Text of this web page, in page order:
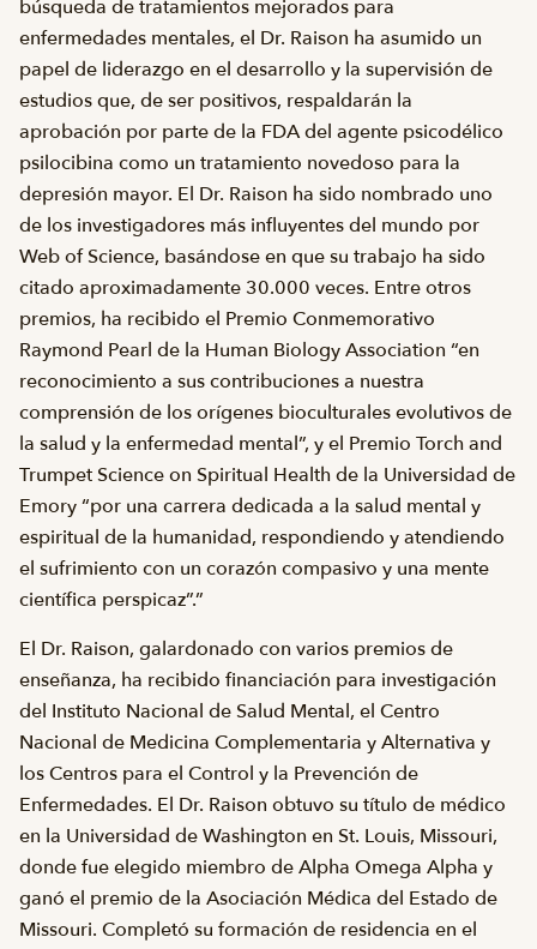
búsqueda de tratamientos mejorados para
enfermedades mentales, el Dr. Raison ha asumido un
papel de liderazgo en el desarrollo y la supervisión de
estudios que, de ser positivos, respaldarán la
aprobación por parte de la FDA del agente psicodélico
psilocibina como un tratamiento novedoso para la
depresión mayor. El Dr. Raison ha sido nombrado uno
de los investigadores más influyentes del mundo por
Web of Science, basándose en que su trabajo ha sido
citado aproximadamente 30.000 veces. Entre otros
premios, ha recibido el Premio Conmemorativo
Raymond Pearl de la Human Biology Association “en
reconocimiento a sus contribuciones a nuestra
comprensión de los orígenes bioculturales evolutivos de
la salud y la enfermedad mental”, y el Premio Torch and
Trumpet Science on Spiritual Health de la Universidad de
Emory “por una carrera dedicada a la salud mental y
espiritual de la humanidad, respondiendo y atendiendo
el sufrimiento con un corazón compasivo y una mente
científica perspicaz”.”
El Dr. Raison, galardonado con varios premios de
enseñanza, ha recibido financiación para investigación
del Instituto Nacional de Salud Mental, el Centro
Nacional de Medicina Complementaria y Alternativa y
los Centros para el Control y la Prevención de
Enfermedades. El Dr. Raison obtuvo su título de médico
en la Universidad de Washington en St. Louis, Missouri,
donde fue elegido miembro de Alpha Omega Alpha y
ganó el premio de la Asociación Médica del Estado de
Missouri. Completó su formación de residencia en el